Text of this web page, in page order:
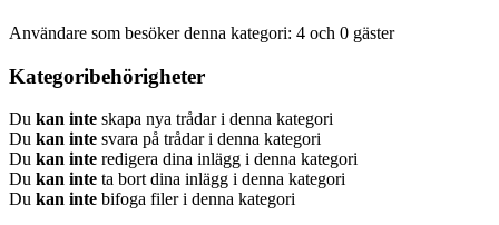
Användare som besöker denna kategori: 4 och 0 gäster
Kategoribehörigheter
Du kan inte skapa nya trådar i denna kategori
Du kan inte svara på trådar i denna kategori
Du kan inte redigera dina inlägg i denna kategori
Du kan inte ta bort dina inlägg i denna kategori
Du kan inte bifoga filer i denna kategori